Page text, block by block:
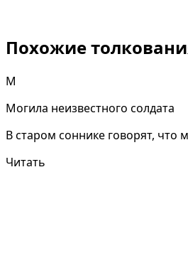
Похожие
М
Могила неизвестного солдата
В старом соннике говорят, что
Читать